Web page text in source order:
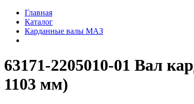
Главная
Каталог
Карданные валы МАЗ
63171-2205010-01 Вал
1103 мм)